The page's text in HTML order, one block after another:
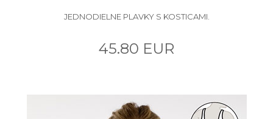
JEDNODIELNE PLAVKY S KOSTICAMI.
45.80 EUR